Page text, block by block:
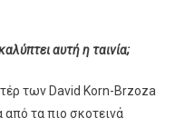
αυτή η ταινία;
των David Korn-Brzoza
από τα πιο σκοτεινά